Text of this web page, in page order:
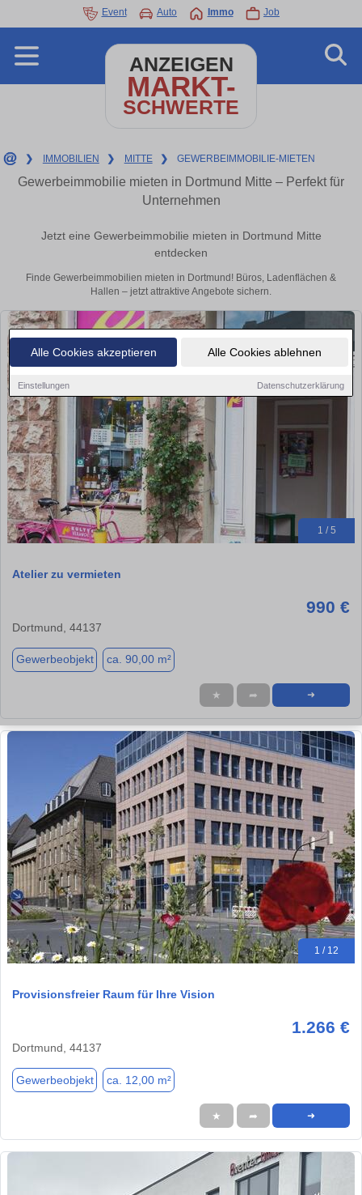
Alle Cookies akzeptieren Alle Cookies ablehnen
Einstellungen Datenschutzerklärung
Event Auto Immo Job
ANZEIGEN
MARKT-
SCHWERTE
❯ IMMOBILIEN ❯ MITTE ❯ GEWERBEIMMOBILIE-MIETEN
Gewerbeimmobilie mieten in Dortmund Mitte – Perfekt für
Unternehmen
Jetzt eine Gewerbeimmobilie mieten in Dortmund Mitte
entdecken
Finde Gewerbeimmobilien mieten in Dortmund! Büros, Ladenflächen &
Hallen – jetzt attraktive Angebote sichern.
1 / 5
Atelier zu vermieten
990 €
Dortmund, 44137
Gewerbeobjekt ca. 90,00 m²
★ ➦ ➜
1 / 12
Provisionsfreier Raum für Ihre Vision
1.266 €
Dortmund, 44137
Gewerbeobjekt ca. 12,00 m²
★ ➦ ➜